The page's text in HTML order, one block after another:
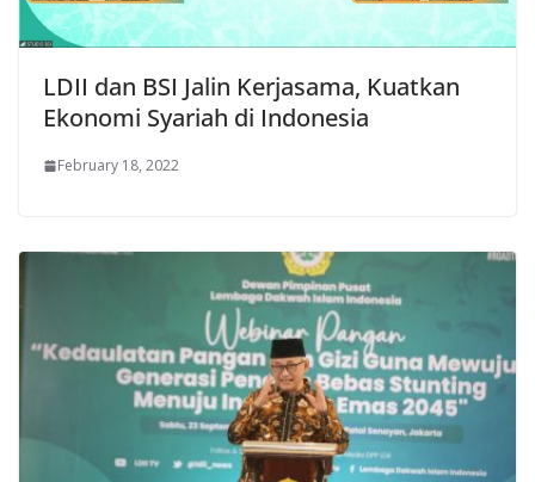
LDII dan BSI Jalin Kerjasama, Kuatkan
Ekonomi Syariah di Indonesia
February 18, 2022